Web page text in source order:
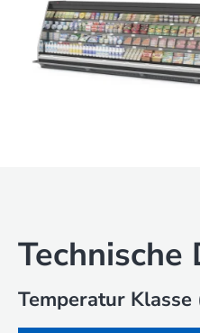
Technische
Temperatur Klasse